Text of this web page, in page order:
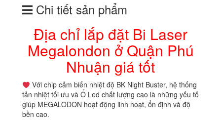
Quận
Nhuận
Chi tiết sản phẩm
Địa chỉ lắp đặt Bi Laser
Megalondon ở Quận Phú
Nhuận giá tốt
Với chip cảm biến nhiệt độ BK Night Buster, hệ thống
tản nhiệt tối ưu và Ổ Led chất lượng cao là những yếu tố
giúp MEGALODON hoạt động linh hoạt, ổn định và độ
bền cao.